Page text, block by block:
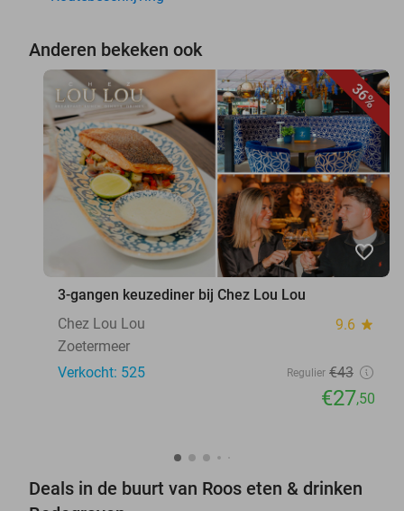
Anderen bekeken ook
36%
favorite_border
3-gangen keuzediner bij Chez Lou Lou
Chez Lou Lou
9.6 star
Zoetermeer
Verkocht: 525
Regulier €43
€27,50
Deals in de buurt van Roos eten & drinken